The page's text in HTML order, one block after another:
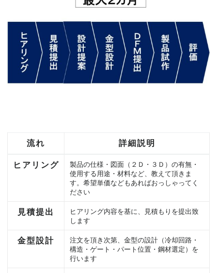
流れ 詳細説明
ヒアリング
製品の仕様・図面（２Ｄ・３Ｄ）の有無・
使用する用途・材料など、教えて頂きま
す。希望単価などもあればおっしゃってく
ださい
見積提出
ヒアリング内容を基に、見積もりを提出致
します
金型設計
注文を頂き次第、金型の設計（冷却回路・
構造・ゲート・パート位置・鋼材選定）を
行います